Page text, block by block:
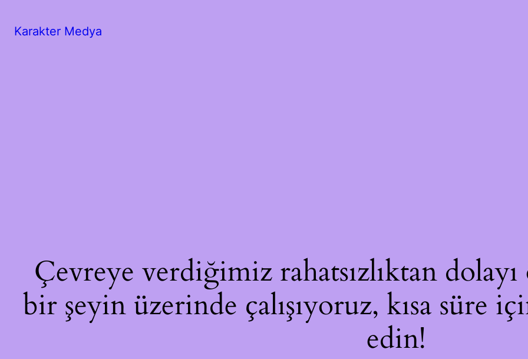
Karakter Medya
Çevreye verdiğimiz rahatsızlıktan
bir şeyin üzerinde çalışıyoruz, kısa süre
edin!